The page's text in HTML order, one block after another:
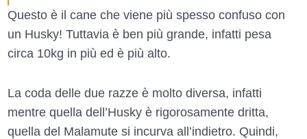
Questo è il cane che viene più spesso confuso con
un Husky! Tuttavia è ben più grande, infatti pesa
circa 10kg in più ed è più alto.
La coda delle due razze è molto diversa, infatti
mentre quella dell’Husky è rigorosamente dritta,
quella del Malamute si incurva all’indietro. Quindi,